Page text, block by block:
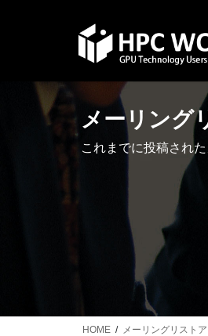
メーリング
これまでに投稿され
HOME メーリングリスト